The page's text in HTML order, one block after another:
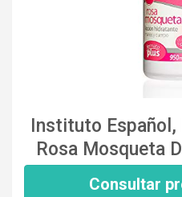
Instituto
Rosa Mosqueta
Consultar